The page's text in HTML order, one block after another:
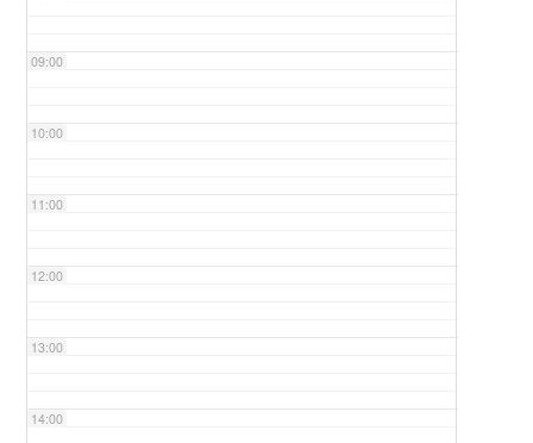
09:00
10:00
11:00
12:00
13:00
14:00